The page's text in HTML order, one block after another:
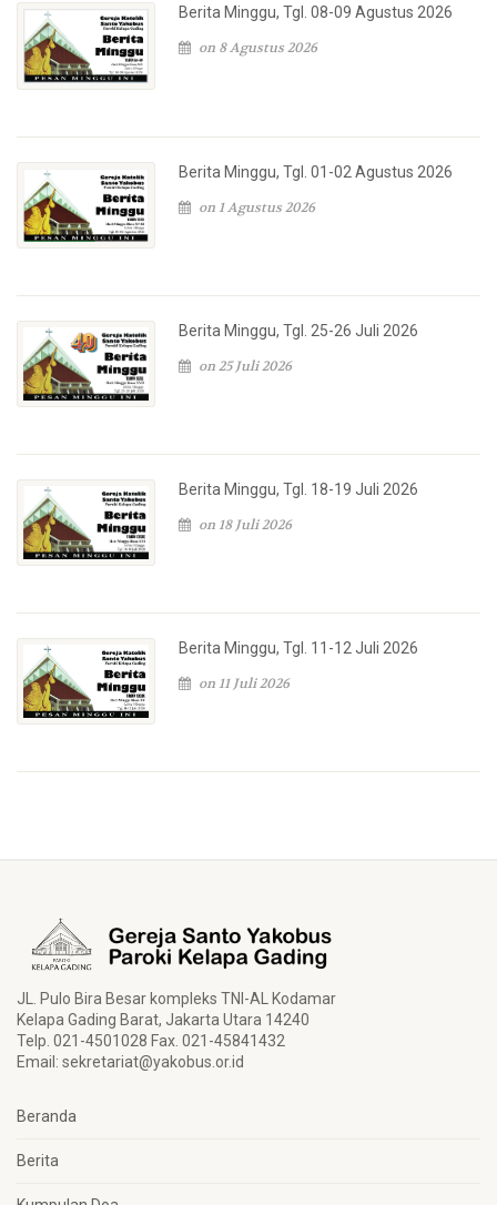
Berita Minggu, Tgl. 08-09 Agustus 2026
on 8 Agustus 2026
Berita Minggu, Tgl. 01-02 Agustus 2026
on 1 Agustus 2026
Berita Minggu, Tgl. 25-26 Juli 2026
on 25 Juli 2026
Berita Minggu, Tgl. 18-19 Juli 2026
on 18 Juli 2026
Berita Minggu, Tgl. 11-12 Juli 2026
on 11 Juli 2026
JL. Pulo Bira Besar kompleks TNI-AL Kodamar
Kelapa Gading Barat, Jakarta Utara 14240
Telp. 021-4501028 Fax. 021-45841432
Email: sekretariat@yakobus.or.id
Beranda
Berita